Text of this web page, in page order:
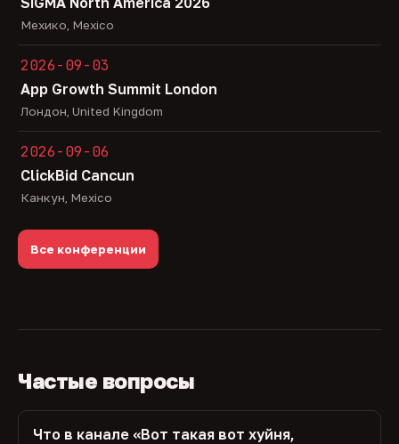
Мехико, Mexico
2026-09-03
App Growth Summit London
Лондон, United Kingdom
2026-09-06
ClickBid Cancun
Канкун, Mexico
Все конференции
Частые вопросы
Что в канале «Вот такая вот хуйня,